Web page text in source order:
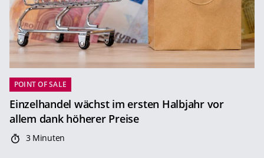
POINT OF SALE
Einzelhandel wächst im ersten Halbjahr vor
allem dank höherer Preise
3 Minuten